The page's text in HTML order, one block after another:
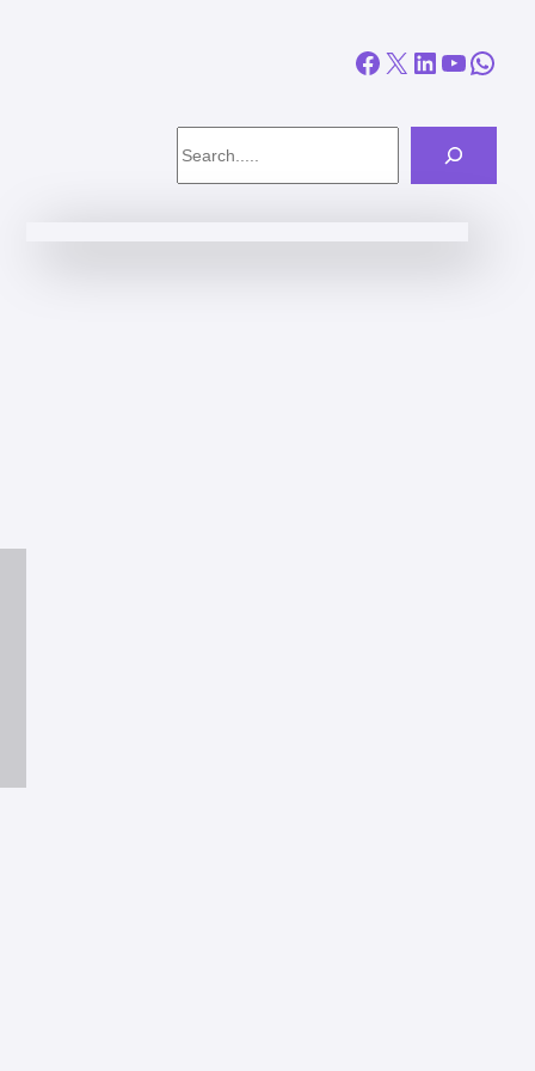
Facebook X LinkedIn YouTube WhatsApp